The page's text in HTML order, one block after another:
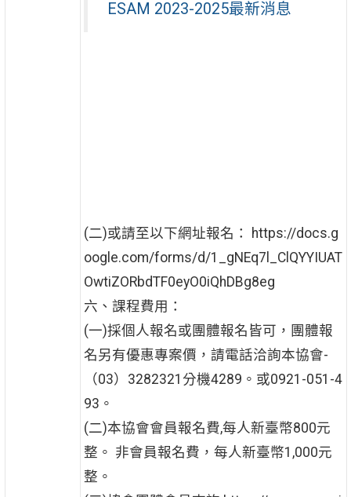
ESAM 2023-2025最新消息
(二)或請至以下網址報名： https://docs.g
oogle.com/forms/d/1_gNEq7l_ClQYYIUAT
OwtiZORbdTF0eyO0iQhDBg8eg
六、課程費用：
(一)採個人報名或團體報名皆可，團體報
名另有優惠專案價，請電話洽詢本協會-
（03）3282321分機4289。或0921-051-4
93。
(二)本協會會員報名費,每人新臺幣800元
整。 非會員報名費，每人新臺幣1,000元
整。